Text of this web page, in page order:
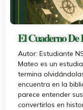
El Cuaderno De
Autor: Estudiante
Mateo es un
termina
encuentra en la
parece entender
convertirlos en